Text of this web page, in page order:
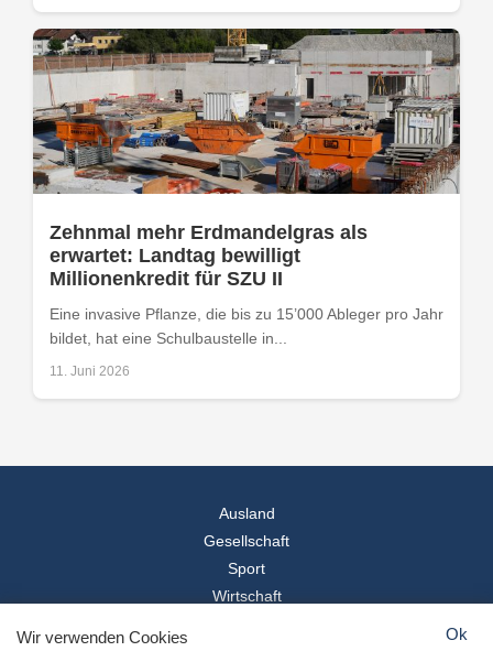
Zehnmal mehr Erdmandelgras als
erwartet: Landtag bewilligt
Millionenkredit für SZU II
Eine invasive Pflanze, die bis zu 15’000 Ableger pro Jahr
bildet, hat eine Schulbaustelle in...
11. Juni 2026
Ausland
Gesellschaft
Sport
Wirtschaft
© 2026Landesspiegel
Wir verwenden Cookies Ok